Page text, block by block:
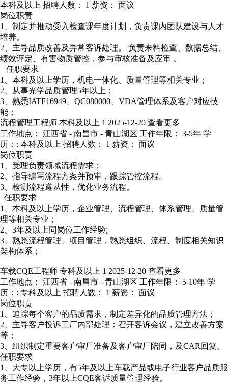
本科及以上 招聘人数： 1 薪资： 面议
岗位职责
1、制定并推动受入检查课年度计划，负责课内团队建设与人才
培养。
2、主导品质改善及异常客诉处理。 负责来料检查、数据总结、
绩效评定、有害物质管控，参与审核准备及应审 。
任职要求
1、本科及以上学历，机电一体化、质量管理等相关专业；
2、从事光学品质管理5年以上；
3、熟悉IATF16949、QC080000、VDA管理体系及客户对应技
能；
流程管理工程师 本科及以上 1 2025-12-20 查看更多
工作地点： 江西省 - 南昌市 - 青山湖区 工作年限： 3-5年 学
历：: 本科及以上 招聘人数： 1 薪资： 面议
岗位职责
1、受理负责领域流程需求；
2、指导编写流程方案并预审，跟踪管控流程。
3、检测流程遵从性，优化业务流程。
任职要求
1、本科及以上学历，企业管理、流程管理、体系管理、质量管
理等相关专业；
2、3年及以上同岗位工作经验;
3、熟悉流程管理、项目管理，熟悉组织、流程、制度相关知识
架构体系；
车载CQE工程师 专科及以上 1 2025-12-20 查看更多
工作地点： 江西省 - 南昌市 - 青山湖区 工作年限： 5-10年 学
历：: 专科及以上 招聘人数： 1 薪资： 面议
岗位职责
1、追踪每个客户的品质需求，制定差异化的品质管理方法；
2、主导客户投诉工厂内部处理：召开客诉会议，建立改善方案
等；
3、组织制定重要客户审厂准备及客户审厂陪同，及CAR回复。
任职要求
1、大专以上学历，有5年及以上车载产品或电子行业客户品质服
务工作经验，3年以上CQE客诉质量管理经验。